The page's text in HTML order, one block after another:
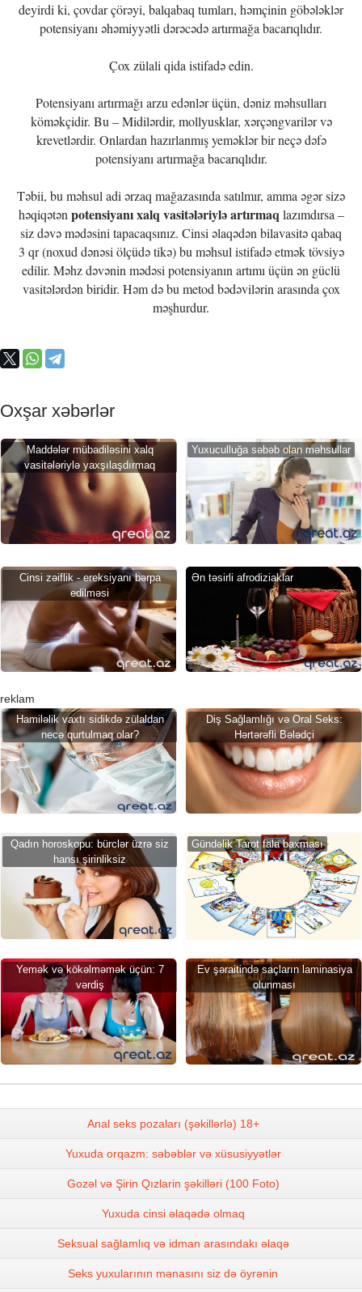
deyirdi ki, çovdar çörəyi, balqabaq tumları, həmçinin göbələklər
potensiyanı əhəmiyyətli dərəcədə artırmağa bacarıqlıdır.
Çox zülali qida istifadə edin.
Potensiyanı artırmağı arzu edənlər üçün, dəniz məhsulları
köməkçidir. Bu – Midilərdir, mollyusklar, xərçəngvarilər və
krevetlərdir. Onlardan hazırlanmış yeməklər bir neçə dəfə
potensiyanı artırmağa bacarıqlıdır.
Təbii, bu məhsul adi ərzaq mağazasında satılmır, amma əgər sizə
həqiqətən potensiyanı xalq vasitələriylə artırmaq lazımdırsa –
siz dəvə mədəsini tapacaqsınız. Cinsi əlaqədən bilavasitə qabaq
3 qr (noxud dənəsi ölçüdə tikə) bu məhsul istifadə etmək tövsiyə
edilir. Məhz dəvənin mədəsi potensiyanın artımı üçün ən güclü
vasitələrdən biridir. Həm də bu metod bədəvilərin arasında çox
məşhurdur.
Oxşar xəbərlər
Maddələr mübadiləsini xalq
vasitələriylə yaxşılaşdırmaq
Yuxuculluğa səbəb olan məhsullar
Cinsi zəiflik - ereksiyanı bərpa
edilməsi
Ən təsirli afrodiziaklar
reklam
Hamiləlik vaxtı sidikdə zülaldan
necə qurtulmaq olar?
Diş Sağlamlığı və Oral Seks:
Hərtərəfli Bələdçi
Qadın horoskopu: bürclər üzrə siz
hansı şirinliksiz
Gündəlik Tarot fala baxması
Yemək və kökəlməmək üçün: 7
vərdiş
Ev şəraitində saçların laminasiya
olunması
Anal seks pozaları (şəkillərlə) 18+
Yuxuda orqazm: səbəblər və xüsusiyyətlər
Gozəl və Şirin Qızlarin şəkilləri (100 Foto)
Yuxuda cinsi əlaqədə olmaq
Seksual sağlamlıq və idman arasındakı əlaqə
Seks yuxularının mənasını siz də öyrənin